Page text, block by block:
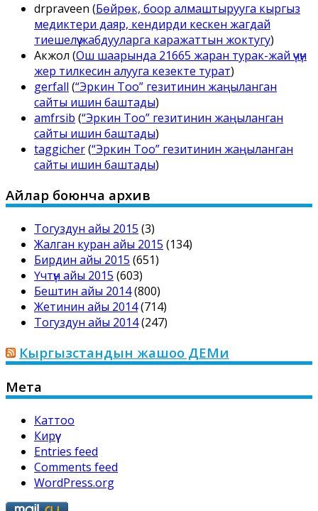
drpraveen (Бөйрөк, боор алмаштырууга кыргыз
медиктери даяр, кендирди кескен жагдай
тиешелүү жабдууларга каражаттын жоктугу)
Акжол (Ош шаарында 21665 жаран турак-жай үчүн
жер тилкесин алууга кезекте турат)
gerfall (“Эркин Тоо” гезитинин жаңыланган
сайты ишин баштады)
amfrsib (“Эркин Тоо” гезитинин жаңыланган
сайты ишин баштады)
taggicher(“Эркин Тоо” гезитинин жаңыланган
сайты ишин баштады)
Айлар боюнча архив
Тогуздун айы 2015 (3)
Жалган куран айы 2015 (134)
Бирдин айы 2015 (651)
Үчтүн айы 2015 (603)
Бештин айы 2014(800)
Жетинин айы 2014(714)
Тогуздун айы 2014(247)
Кыргызстандын жашоо ДЕМи
Мета
Каттоо
Кирүү
Entries feed
Comments feed
WordPress.org